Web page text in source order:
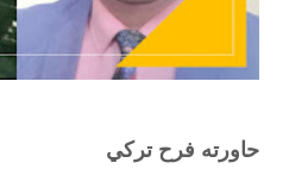
حاورته فرح تركي